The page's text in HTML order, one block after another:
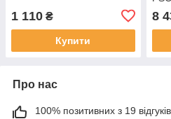
1 110 ₴
Купити
8
Про нас
100% позитивних з 19